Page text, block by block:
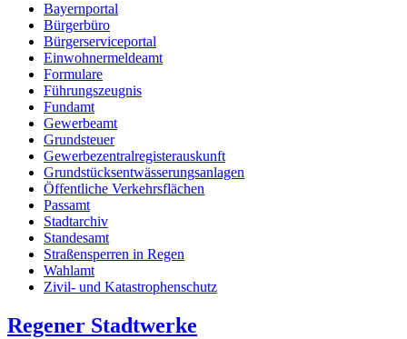
Bayernportal
Bürgerbüro
Bürgerserviceportal
Einwohnermeldeamt
Formulare
Führungszeugnis
Fundamt
Gewerbeamt
Grundsteuer
Gewerbezentralregisterauskunft
Grundstücksentwässerungsanlagen
Öffentliche Verkehrsflächen
Passamt
Stadtarchiv
Standesamt
Straßensperren in Regen
Wahlamt
Zivil- und Katastrophenschutz
Regener Stadtwerke